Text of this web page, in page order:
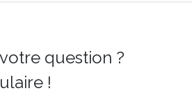
question ?
!